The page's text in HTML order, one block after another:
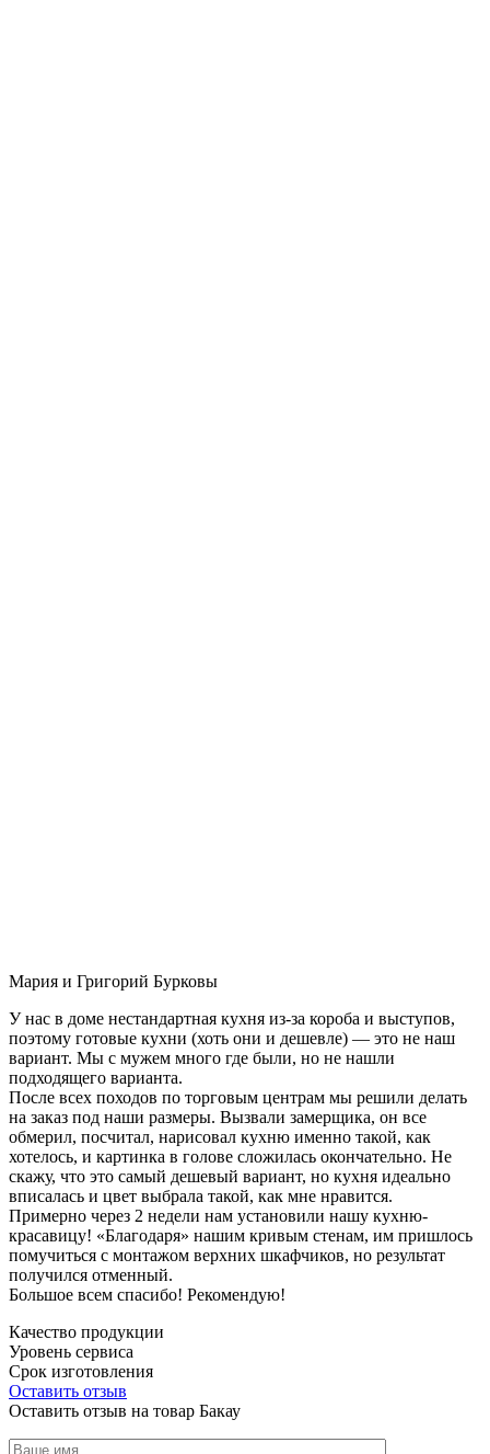
Мария и Григорий Бурковы
У нас в доме нестандартная кухня из-за короба и выступов,
поэтому готовые кухни (хоть они и дешевле) — это не наш
вариант. Мы с мужем много где были, но не нашли
подходящего варианта.
После всех походов по торговым центрам мы решили делать
на заказ под наши размеры. Вызвали замерщика, он все
обмерил, посчитал, нарисовал кухню именно такой, как
хотелось, и картинка в голове сложилась окончательно. Не
скажу, что это самый дешевый вариант, но кухня идеально
вписалась и цвет выбрала такой, как мне нравится.
Примерно через 2 недели нам установили нашу кухню-
красавицу! «Благодаря» нашим кривым стенам, им пришлось
помучиться с монтажом верхних шкафчиков, но результат
получился отменный.
Большое всем спасибо! Рекомендую!
Качество продукции
Уровень сервиса
Срок изготовления
Оставить отзыв
Оставить отзыв на товар Бакау